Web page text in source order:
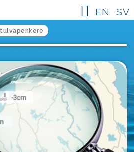
SV
EN
tulvapenkere